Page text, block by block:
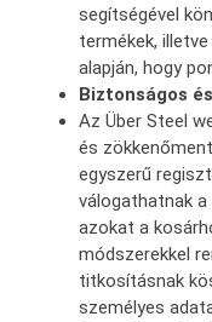
segítségével
termékek,
alapján, hogy
Biztonságos
Az Über Steel
és
egyszerű
válogathatnak
azokat a
módszerekkel
titkosításnak
személyes